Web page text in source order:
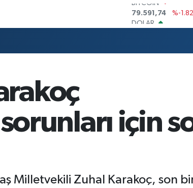
DOLAR
45,43620
EURO
BITCOIN
79.591,74
%-1.82
için
Milletvekili Zuhal Karakoç, son